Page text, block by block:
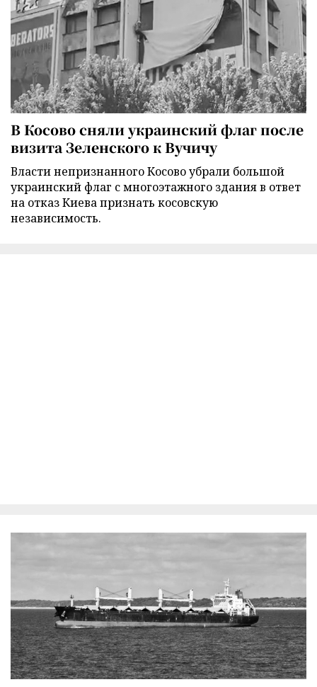
В Косово сняли украинский флаг после
визита Зеленского к Вучичу
Власти непризнанного Косово убрали большой
украинский флаг с многоэтажного здания в ответ
на отказ Киева признать косовскую
независимость.